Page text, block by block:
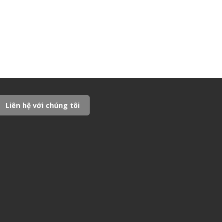
Liên hệ với chúng tôi